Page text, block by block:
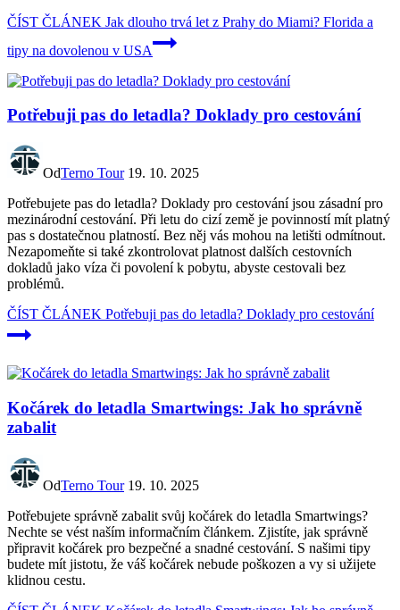
ČÍST ČLÁNEK Jak dlouho trvá let z Prahy do Miami? Florida a
tipy na dovolenou v USA
Potřebuji pas do letadla? Doklady pro cestování
OdTerno Tour 19. 10. 2025
Potřebujete pas do letadla? Doklady pro cestování jsou zásadní pro
mezinárodní cestování. Při letu do cizí země je povinností mít platný
pas s dostatečnou platností. Bez něj vás mohou na letišti odmítnout.
Nezapomeňte si také zkontrolovat platnost dalších cestovních
dokladů jako víza či povolení k pobytu, abyste cestovali bez
problémů.
ČÍST ČLÁNEK Potřebuji pas do letadla? Doklady pro cestování
Kočárek do letadla Smartwings: Jak ho správně
zabalit
OdTerno Tour 19. 10. 2025
Potřebujete správně zabalit svůj kočárek do letadla Smartwings?
Nechte se vést naším informačním článkem. Zjistíte, jak správně
připravit kočárek pro bezpečné a snadné cestování. S našimi tipy
budete mít jistotu, že váš kočárek nebude poškozen a vy si užijete
klidnou cestu.